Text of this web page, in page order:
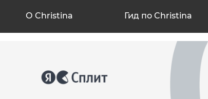
О Christina Гид по Christina